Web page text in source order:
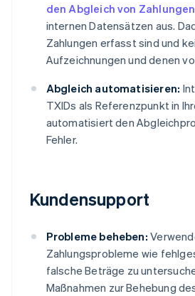
den Abgleich von Zahlungen
internen Datensätzen aus.
Zahlungen erfasst sind und
Aufzeichnungen und denen
Abgleich automatisieren:
TXIDs als Referenzpunkt in
automatisiert den
Fehler.
Kundensupport
Probleme beheben:
Zahlungsprobleme wie
falsche Beträge zu
Maßnahmen zur Behebung